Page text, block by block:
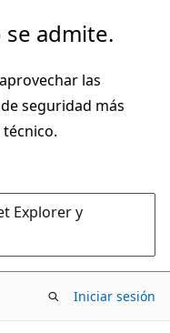
admite.
las
seguridad más
Explorer y
Iniciar sesión